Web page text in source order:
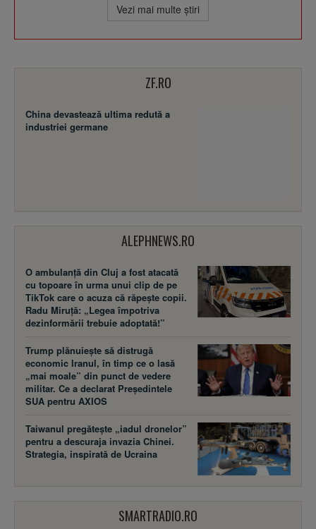
Vezi mai multe ştiri
ZF.RO
China devastează ultima redută a
industriei germane
ALEPHNEWS.RO
O ambulanță din Cluj a fost atacată
cu topoare în urma unui clip de pe
TikTok care o acuza că răpește copii.
Radu Miruță: „Legea împotriva
dezinformării trebuie adoptată!”
Trump plănuiește să distrugă
economic Iranul, în timp ce o lasă
„mai moale” din punct de vedere
militar. Ce a declarat Președintele
SUA pentru AXIOS
Taiwanul pregătește „iadul dronelor”
pentru a descuraja invazia Chinei.
Strategia, inspirată de Ucraina
SMARTRADIO.RO